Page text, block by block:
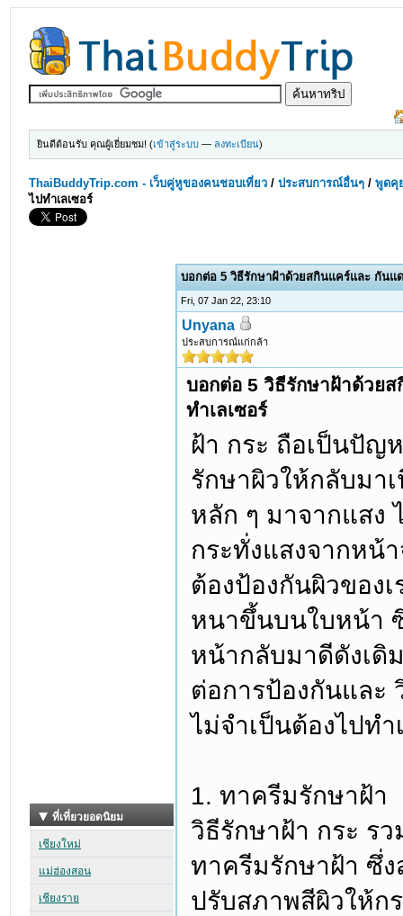
ยินดีต้อนรับ คุณผู้เยี่ยมชม! (เข้าสู่ระบบ — ลงทะเบียน)
ThaiBuddyTrip.com - เว็บคู่หูของคนชอบเที่ยว /ประสบการณ์อื่นๆ /พูดคุ
ไปทำเลเซอร์
บอกต่อ 5 วิธีรักษาฝ้าด้วยสกินแคร์และ กันแ
Fri, 07 Jan 22, 23:10
Unyana
ประสบการณ์แก่กล้า
บอกต่อ 5 วิธีรักษาฝ้าด้วย
ทำเลเซอร์
ฝ้า กระ ถือเป็นปัญ
รักษาผิวให้กลับมา
หลัก ๆ มาจากแสง
กระทั่งแสงจากหน้
ต้องป้องกันผิวของ
หนาขึ้นบนใบหน้า
หน้ากลับมาดีดังเดิ
ต่อการป้องกันและ
ไม่จำเป็นต้องไปทำ
1. ทาครีมรักษาฝ้า
วิธีรักษาฝ้า กระ ร
ทาครีมรักษาฝ้า ซึ่
ปรับสภาพสีผิวให้ก